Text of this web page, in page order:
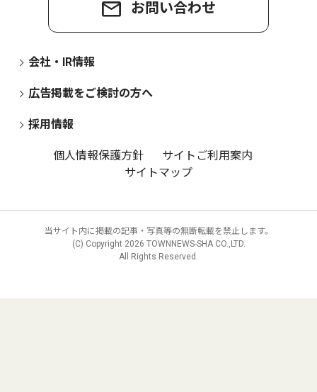
お問い合わせ
会社・IR情報
広告掲載をご検討の方へ
採用情報
個人情報保護方針
サイトご利用案内
サイトマップ
当サイト内に掲載の記事・写真等の無断転載を禁止します。
(C) Copyright 2026 TOWNNEWS-SHA CO.,LTD.
All Rights Reserved.